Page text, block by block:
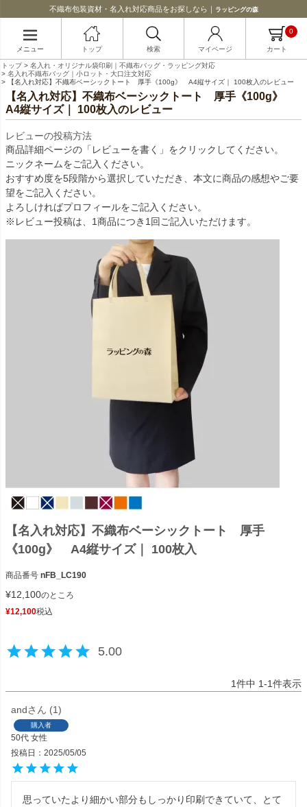
不織布包装資材・名入れ対応商品をお探しなら｜ ラッピングの森
メニュー トップ 検索 マイページ カート
0
トップ
名入れ・オリジナル袋印刷｜不織布バッグ・ラッピング対応
名入れ不織布バッグ｜小ロット・大口注文対応
【名入れ対応】不織布ベーシックトート 厚手《100g》 A4縦サイズ｜ 100枚入のレビュー
【名入れ対応】不織布ベーシックトート 厚手《100g》
A4縦サイズ｜ 100枚入のレビュー
レビューの投稿方法
商品詳細ページの「レビューを書く」をクリックしてください。
ニックネームをご記入ください。
おすすめ度を5段階から選択していただき、本文に商品の感想やご要
望をご記入ください。
よろしければプロフィールをご記入ください。
※レビュー投稿は、1商品につき1回ご記入いただけます。
【名入れ対応】不織布ベーシックトート 厚手
《100g》 A4縦サイズ｜ 100枚入
商品番号 nFB_LC190
¥12,100のところ
¥12,100税込
5.00
1件中 1-1件表示
and 1
購入者
50代 女性
投稿日
2025/05/05
思っていたより細かい部分もしっかり印刷できていて、とて